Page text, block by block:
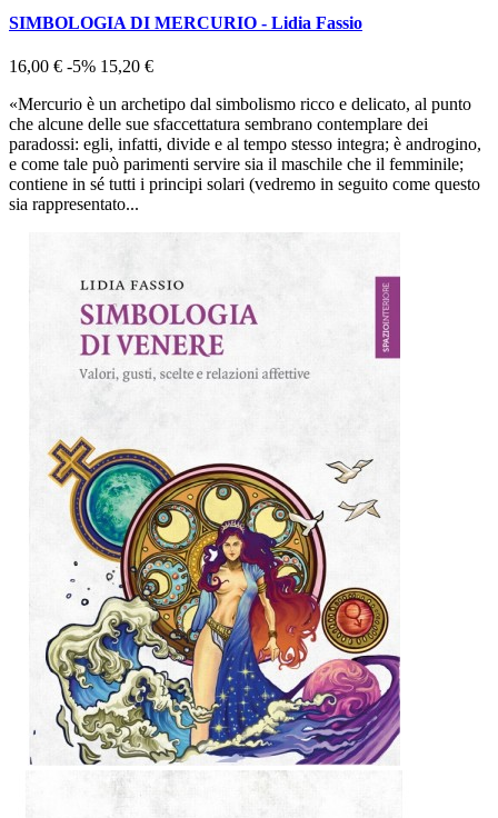
SIMBOLOGIA DI MERCURIO - Lidia Fassio
16,00 € -5% 15,20 €
«Mercurio è un archetipo dal simbolismo ricco e delicato, al punto
che alcune delle sue sfaccettatura sembrano contemplare dei
paradossi: egli, infatti, divide e al tempo stesso integra; è androgino,
e come tale può parimenti servire sia il maschile che il femminile;
contiene in sé tutti i principi solari (vedremo in seguito come questo
sia rappresentato...